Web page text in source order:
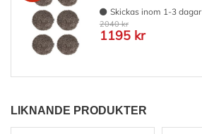
Skickas inom 1-3 dagar
2040 kr
1195 kr
LIKNANDE PRODUKTER